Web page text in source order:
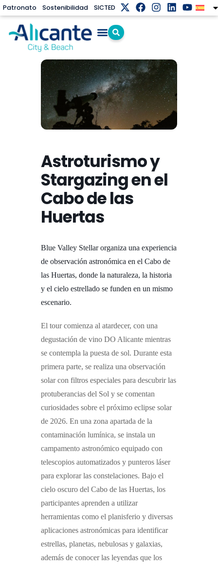
Patronato Sostenibilidad SICTED
Astroturismo y
Stargazing en el
Cabo de las
Huertas
Blue Valley Stellar organiza una experiencia
de observación astronómica en el Cabo de
las Huertas, donde la naturaleza, la historia
y el cielo estrellado se funden en un mismo
escenario.
El tour comienza al atardecer, con una
degustación de vino DO Alicante mientras
se contempla la puesta de sol. Durante esta
primera parte, se realiza una observación
solar con filtros especiales para descubrir las
protuberancias del Sol y se comentan
curiosidades sobre el próximo eclipse solar
de 2026. En una zona apartada de la
contaminación lumínica, se instala un
campamento astronómico equipado con
telescopios automatizados y punteros láser
para explorar las constelaciones. Bajo el
cielo oscuro del Cabo de las Huertas, los
participantes aprenden a utilizar
herramientas como el planisferio y diversas
aplicaciones astronómicas para identificar
estrellas, planetas, nebulosas y galaxias,
además de conocer las leyendas que los